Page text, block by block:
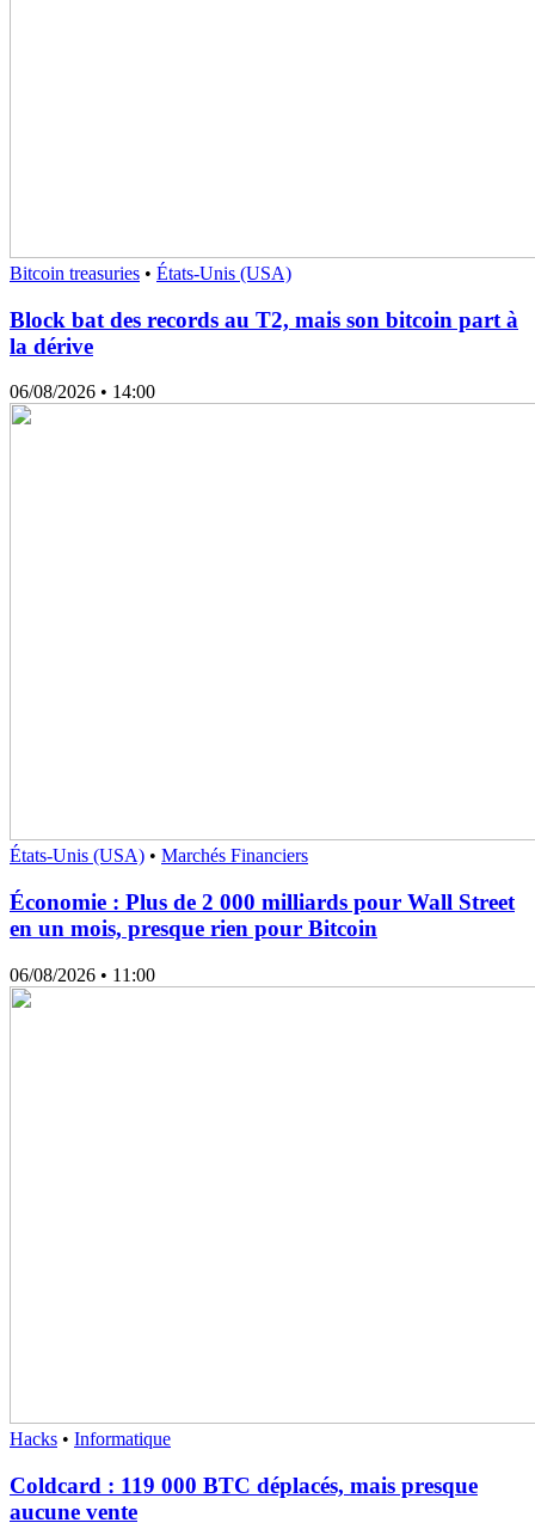
Bitcoin treasuries • États-Unis (USA)
Block bat des records au T2, mais son bitcoin part à
la dérive
06/08/2026 • 14:00
États-Unis (USA) • Marchés Financiers
Économie : Plus de 2 000 milliards pour Wall Street
en un mois, presque rien pour Bitcoin
06/08/2026 • 11:00
Hacks • Informatique
Coldcard : 119 000 BTC déplacés, mais presque
aucune vente